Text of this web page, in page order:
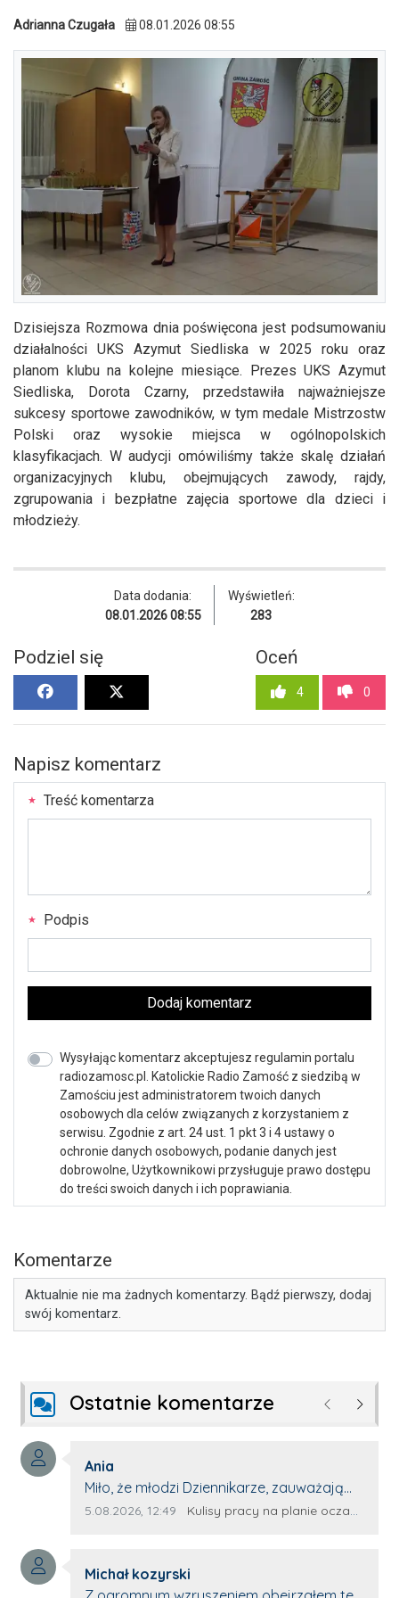
Adrianna Czugała 08.01.2026 08:55
Dzisiejsza Rozmowa dnia poświęcona jest podsumowaniu
działalności UKS Azymut Siedliska w 2025 roku oraz
planom klubu na kolejne miesiące. Prezes UKS Azymut
Siedliska, Dorota Czarny, przedstawiła najważniejsze
sukcesy sportowe zawodników, w tym medale Mistrzostw
Polski oraz wysokie miejsca w ogólnopolskich
klasyfikacjach. W audycji omówiliśmy także skalę działań
organizacyjnych klubu, obejmujących zawody, rajdy,
zgrupowania i bezpłatne zajęcia sportowe dla dzieci i
młodzieży.
Data dodania:
08.01.2026 08:55
Wyświetleń:
283
Podziel się Oceń
4 0
Napisz komentarz
Treść komentarza
Podpis
Dodaj komentarz
Wysyłając komentarz akceptujesz regulamin portalu
radiozamosc.pl. Katolickie Radio Zamość z siedzibą w
Zamościu jest administratorem twoich danych
osobowych dla celów związanych z korzystaniem z
serwisu. Zgodnie z art. 24 ust. 1 pkt 3 i 4 ustawy o
ochronie danych osobowych, podanie danych jest
dobrowolne, Użytkownikowi przysługuje prawo dostępu
do treści swoich danych i ich poprawiania.
Komentarze
Aktualnie nie ma żadnych komentarzy. Bądź pierwszy, dodaj
swój komentarz.
Ostatnie komentarze Poprzednie
Autor komentarza:
Ania
Treść komentarza:
Miło, że młodzi Dziennikarze, zauważają
młode talenty, które dopiero wkraczają
z nim wywiad, który przeprowadzi Pan
Artur.
Data dodania komentarza:
5.08.2026, 12:49 Źródło komentarza:
Kulisy pracy na planie oczami młodego filmowca
Autor komentarza:
Michał kozyrski
Treść komentarza: